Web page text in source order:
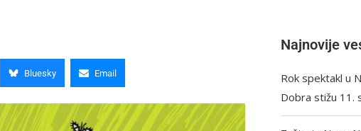
Bluesky Email
Najnovije
Rok spektakl u
Dobra stižu 11.